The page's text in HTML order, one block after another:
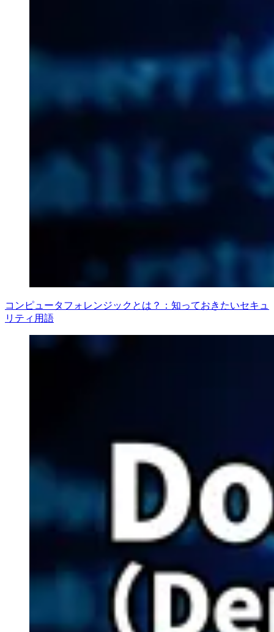
コンピュータフォレンジックとは？：知っておきたいセキュ
リティ用語